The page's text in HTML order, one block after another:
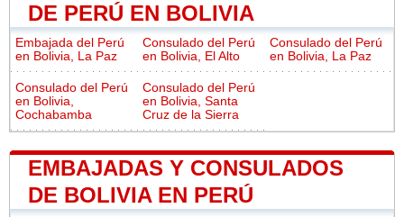
DE PERÚ EN BOLIVIA
Embajada del Perú
en Bolivia, La Paz
Consulado del Perú
en Bolivia, El Alto
Consulado del Perú
en Bolivia, La Paz
Consulado del Perú
en Bolivia,
Cochabamba
Consulado del Perú
en Bolivia, Santa
Cruz de la Sierra
EMBAJADAS Y CONSULADOS
DE BOLIVIA EN PERÚ